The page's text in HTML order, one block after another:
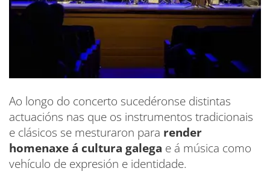
Ao longo do concerto sucedéronse distintas
actuacións nas que os instrumentos tradicionais
e clásicos se mesturaron para render
homenaxe á cultura galega e á música como
vehículo de expresión e identidade.